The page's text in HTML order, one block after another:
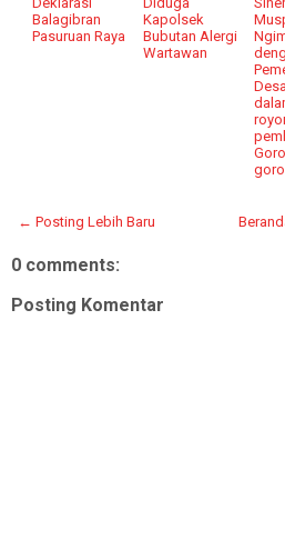
Balagibran
Pasuruan Raya
Kapolsek
Bubutan Alergi
Wartawan
← Posting Lebih Baru
0 comments:
Posting Komentar